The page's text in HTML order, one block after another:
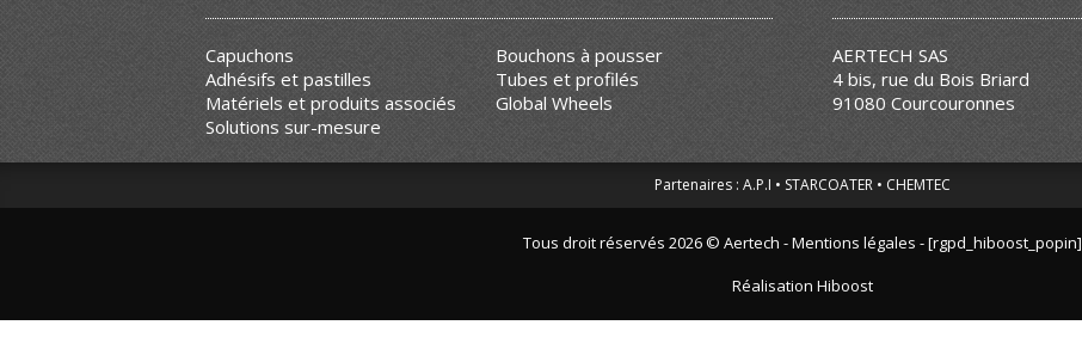
Capuchons
Bouchons à pousser
Adhésifs et pastilles
Tubes et profilés
Matériels et produits associés
Global Wheels
Solutions sur-mesure
AERTECH SAS
4 bis, rue du Bois Briard
91080 Courcouronnes
Partenaires : A.P.I STARCOATER CHEMTEC
Tous droit réservés 2026 © Aertech -Mentions légales - [rgpd_hiboost_popin]
Réalisation Hiboost